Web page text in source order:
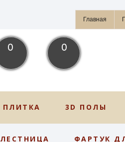
Главная
0 0
ПЛИТКА 3D ПОЛЫ
ЛЕСТНИЦА ФАРТУК